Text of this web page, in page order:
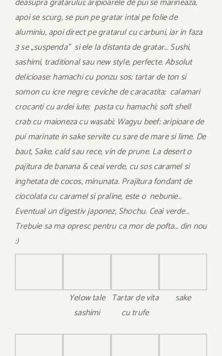
apoi se scurg, se pun pe gratar intai pe folie de
aluminiu, apoi direct pe gratarul cu carbuni, iar in faza
3 se „suspenda” si ele la distanta de gratar… Sushi,
sashimi, traditional sau new style, perfecte. Absolut
delicioase: hamachi cu ponzu sos; tartar de ton si
somon cu icre negre; ceviche de caracatita; calamari
crocanti cu ardei iute; pasta cu hamachi; soft shell
crab cu maioneza cu wasabi; Wagyu beef; aripioare de
pui marinate in sake servite cu sare de mare si lime. De
baut, Sake, cald sau rece, vin de prune. La desert o
pajitura de banana & ceai verde, cu sos caramel si
inghetata de cocos, minunata. Prajitura fondant de
ciocolata cu caramel si praline, este o nebunie…
Eventual un digestiv japonez, Shochu. Ceai verde…
Trebuie sa ma opresc pentru ca mor de pofta… din nou
:)
Yelow tale
sashimi
Tartar de vita
cu trufe
sake